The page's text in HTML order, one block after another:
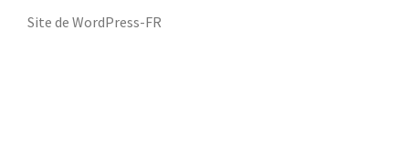
Site de WordPress-FR